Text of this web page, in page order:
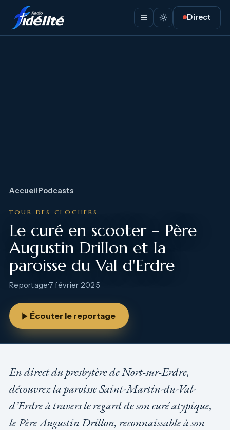
Direct
Accueil·Podcasts
TOUR DES CLOCHERS
Le curé en scooter – Père
Augustin Drillon et la
paroisse du Val d'Erdre
Reportage·7 février 2025
Écouter le reportage
En direct du presbytère de Nort-sur-Erdre,
découvrez la paroisse Saint-Martin-du-Val-
d’Erdre à travers le regard de son curé atypique,
le Père Augustin Drillon, reconnaissable à son